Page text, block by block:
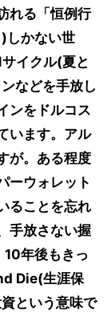
れる「恒例行
しかない世
イクル(夏と
などを手放し
ンをドルコス
います。アル
が。ある程度
ーウォレット
ることを忘れ
手放さない握
10年後もきっ
Die(生涯保
という意味で